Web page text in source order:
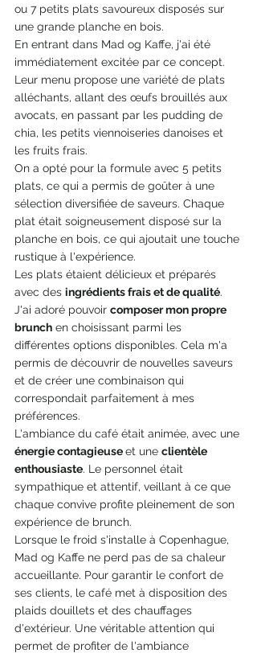
ou 7 petits plats savoureux disposés sur
une grande planche en bois.
En entrant dans Mad og Kaffe, j'ai été
immédiatement excitée par ce concept.
Leur menu propose une variété de plats
alléchants, allant des œufs brouillés aux
avocats, en passant par les pudding de
chia, les petits viennoiseries danoises et
les fruits frais.
On a opté pour la formule avec 5 petits
plats, ce qui a permis de goûter à une
sélection diversifiée de saveurs. Chaque
plat était soigneusement disposé sur la
planche en bois, ce qui ajoutait une touche
rustique à l'expérience.
Les plats étaient délicieux et préparés
avec des ingrédients frais et de qualité.
J'ai adoré pouvoir composer mon propre
brunch en choisissant parmi les
différentes options disponibles. Cela m'a
permis de découvrir de nouvelles saveurs
et de créer une combinaison qui
correspondait parfaitement à mes
préférences.
L'ambiance du café était animée, avec une
énergie contagieuse et une clientèle
enthousiaste. Le personnel était
sympathique et attentif, veillant à ce que
chaque convive profite pleinement de son
expérience de brunch.
Lorsque le froid s'installe à Copenhague,
Mad og Kaffe ne perd pas de sa chaleur
accueillante. Pour garantir le confort de
ses clients, le café met à disposition des
plaids douillets et des chauffages
d'extérieur. Une véritable attention qui
permet de profiter de l'ambiance